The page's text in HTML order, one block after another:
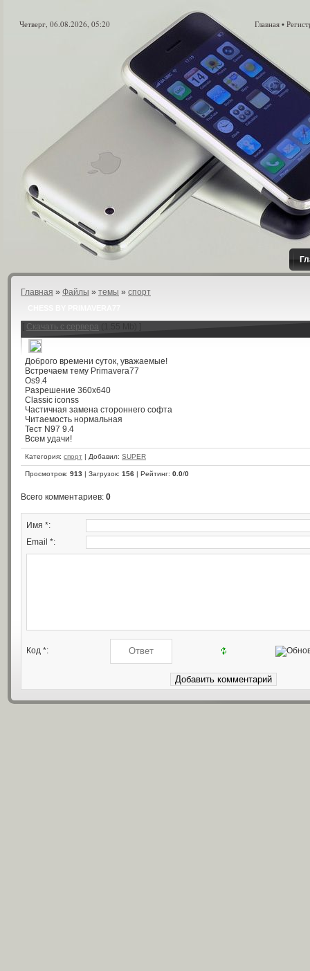
Четверг, 06.08.2026, 05:20 Главная •
Главная » Файлы » темы » спорт
Скачать с сервера
Доброго времени суток, уважаемые!
Встречаем тему Primavera77
Os9.4
Разрешение 360х640
Classic iconss
Частичная замена стороннего софта
Читаемость нормальная
Тест N97 9.4
Всем удачи!
Категория: спорт | Добавил: SUPER
Просмотров: 913 | Загрузок: 156 | Рейтинг: 0.0/0
Всего комментариев: 0
Имя *:
Email *:
Код *: